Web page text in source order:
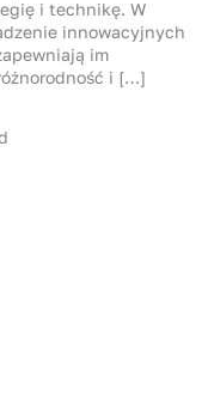
i technikę. W
innowacyjnych
im
i […]